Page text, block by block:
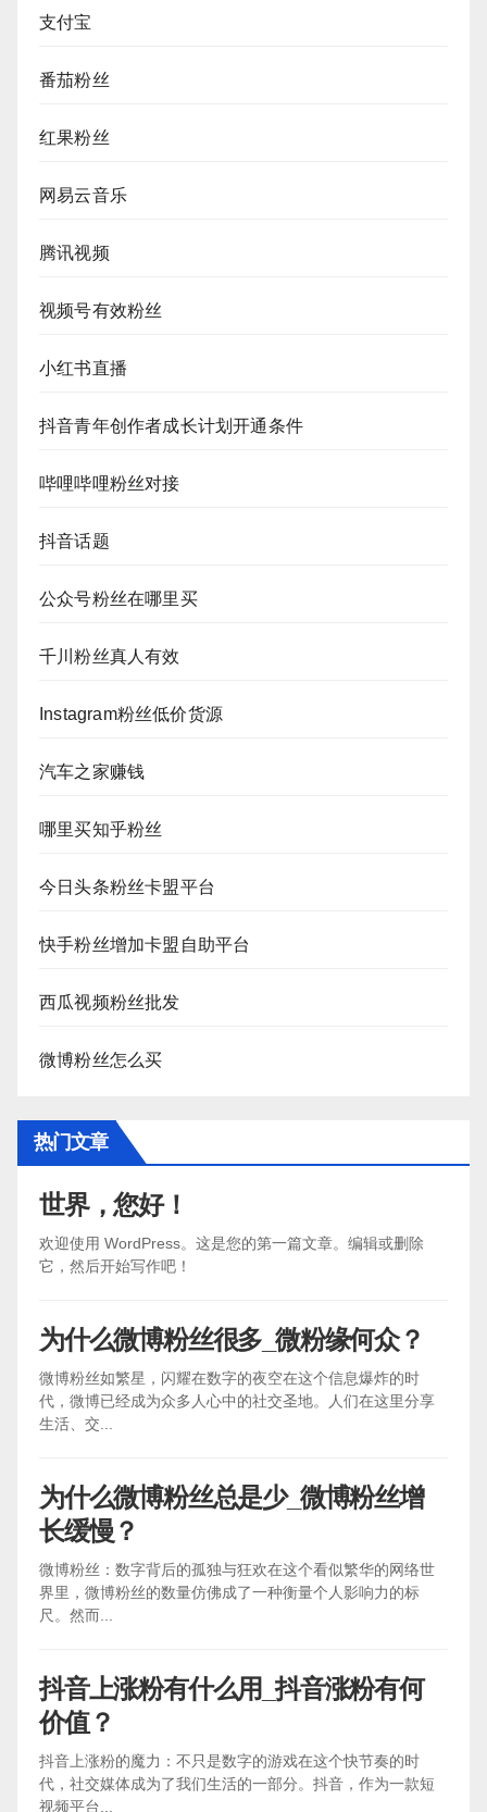
支付宝
番茄粉丝
红果粉丝
网易云音乐
腾讯视频
视频号有效粉丝
小红书直播
抖音青年创作者成长计划开通条件
哔哩哔哩粉丝对接
抖音话题
公众号粉丝在哪里买
千川粉丝真人有效
Instagram粉丝低价货源
汽车之家赚钱
哪里买知乎粉丝
今日头条粉丝卡盟平台
快手粉丝增加卡盟自助平台
西瓜视频粉丝批发
微博粉丝怎么买
热门文章
世界，您好！
欢迎使用 WordPress。这是您的第一篇文章。编辑或删除
它，然后开始写作吧！
为什么微博粉丝很多_微粉缘何众？
微博粉丝如繁星，闪耀在数字的夜空在这个信息爆炸的时
代，微博已经成为众多人心中的社交圣地。人们在这里分享
生活、交...
为什么微博粉丝总是少_微博粉丝增
长缓慢？
微博粉丝：数字背后的孤独与狂欢在这个看似繁华的网络世
界里，微博粉丝的数量仿佛成了一种衡量个人影响力的标
尺。然而...
抖音上涨粉有什么用_抖音涨粉有何
价值？
抖音上涨粉的魔力：不只是数字的游戏在这个快节奏的时
代，社交媒体成为了我们生活的一部分。抖音，作为一款短
视频平台...